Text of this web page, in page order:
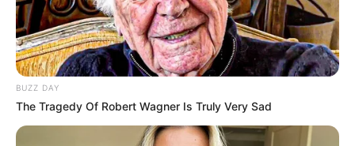
BUZZ DAY
The Tragedy Of Robert Wagner Is Truly Very Sad